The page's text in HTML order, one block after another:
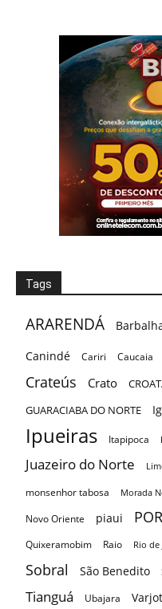
Tags
ARARENDÁ
Canindé
Cariri Caucaia
Crateús Crato
GUARACIABA DO NORTE
Ipueiras Itapipoca
Juazeiro do Norte
monsenhor tabosa Morada
Novo Oriente piaui
Quixeramobim
Raio Rio de
Sobral São Benedito
Tianguá Ubajara